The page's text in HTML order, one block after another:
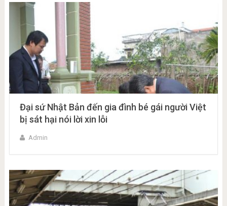
Đại sứ Nhật Bản đến gia đình bé gái người Việt
bị sát hại nói lời xin lỗi
Admin